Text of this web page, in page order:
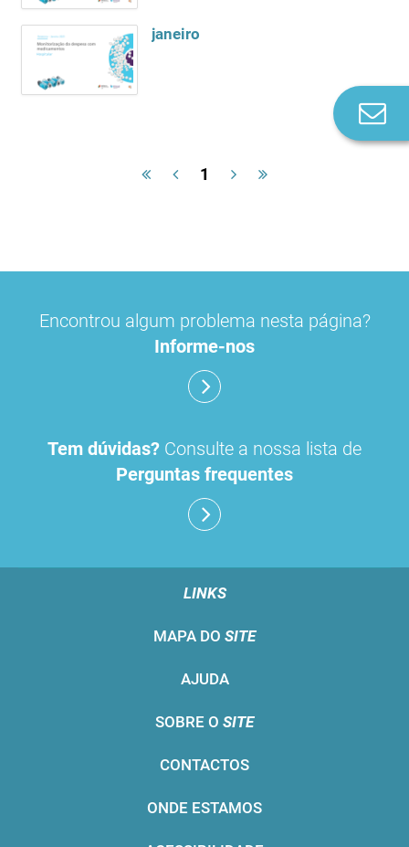
janeiro
1
Encontrou algum problema nesta página?
Informe-nos
Tem dúvidas? Consulte a nossa lista de
Perguntas frequentes
LINKS
MAPA DO SITE
AJUDA
SOBRE O SITE
CONTACTOS
ONDE ESTAMOS